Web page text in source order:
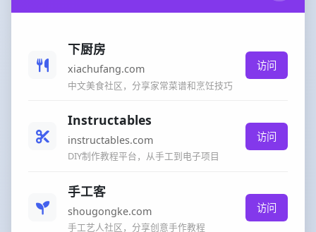
下厨房
xiachufang.com
中文美食社区，分享家常菜谱和烹饪技巧
访问
Instructables
instructables.com
DIY制作教程平台，从手工到电子项目
访问
手工客
shougongke.com
手工艺人社区，分享创意手作教程
访问